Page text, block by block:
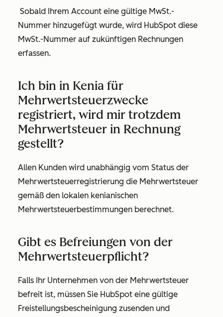
Sobald Ihrem Account eine gültige MwSt.-
Nummer hinzugefügt wurde, wird HubSpot diese
MwSt.-Nummer auf zukünftigen Rechnungen
erfassen.
Ich bin in Kenia für
Mehrwertsteuerzwecke
registriert, wird mir trotzdem
Mehrwertsteuer in Rechnung
gestellt?
Allen Kunden wird unabhängig vom Status der
Mehrwertsteuerregistrierung die Mehrwertsteuer
gemäß den lokalen kenianischen
Mehrwertsteuerbestimmungen berechnet.
Gibt es Befreiungen von der
Mehrwertsteuerpflicht?
Falls Ihr Unternehmen von der Mehrwertsteuer
befreit ist, müssen Sie HubSpot eine gültige
Freistellungsbescheinigung zusenden und